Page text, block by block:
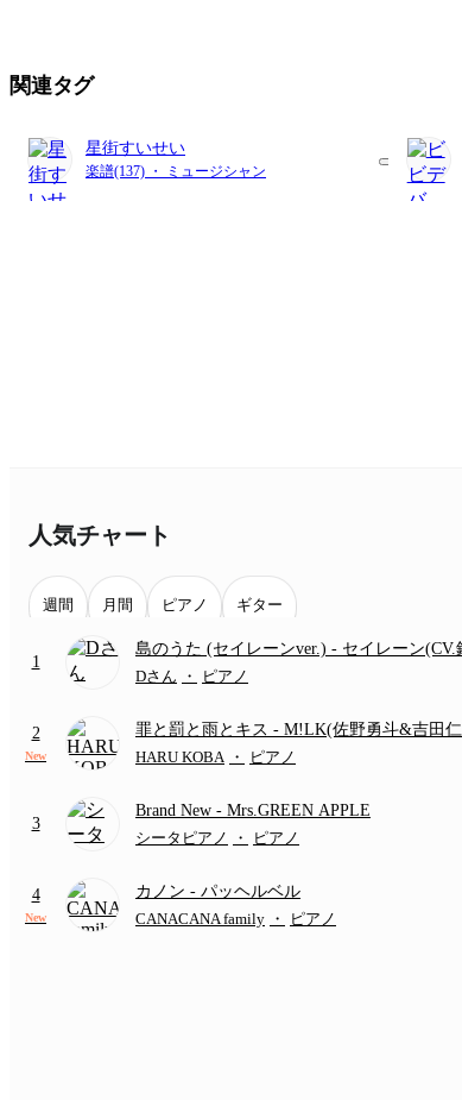
関連タグ
星街すいせい
楽譜(137) ・ ミュージシャン
人気チャート
週間 月間 ピアノ ギター
1
島のうた (セイレーンver.) - セイレーン(CV.
(難易度:★★★★☆/歌詞・コード・ペダル付
Dさん ・ ピアノ
2
New
罪と罰と雨とキス - M!LK(佐野勇斗&吉田
HARU KOBA
・ ピアノ
3
Brand New - Mrs.GREEN APPLE
シータピアノ
・ ピアノ
4
New
カノン - パッヘルベル
CANACANA family ・ ピアノ